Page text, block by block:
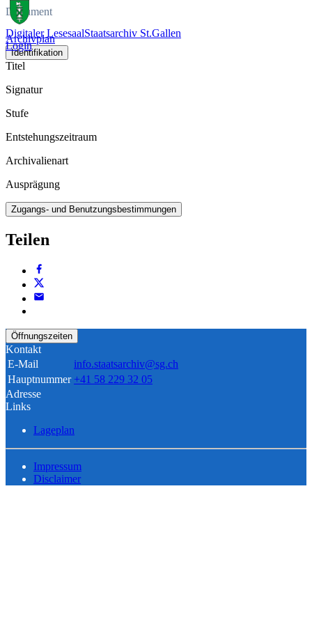
Digitaler LesesaalStaatsarchiv St.Gallen
Login
Dokument
Archivplan
Identifikation
Titel
Signatur
Stufe
Entstehungszeitraum
Archivalienart
Ausprägung
Zugangs- und Benutzungsbestimmungen
Teilen
Öffnungszeiten
Kontakt
E-Mail
info.staatsarchiv@sg.ch
Hauptnummer +41 58 229 32 05
Adresse
Links
Lageplan
Impressum
Disclaimer